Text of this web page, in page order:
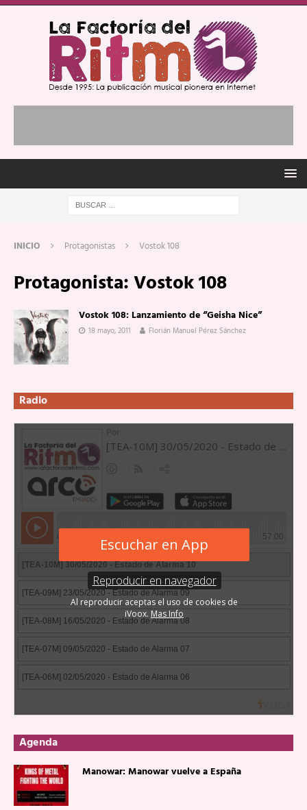
INICIO Protagonistas Vostok 108
Protagonista:Vostok 108
Vostok 108: Lanzamiento de “Geisha Nice”
18 mayo, 2011 Florián Manuel Pérez Sánchez
Radio
Agenda
Manowar: Manowar vuelve a España